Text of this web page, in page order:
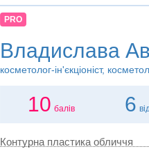
PRO
Владислава
косметолог-ін'єкціоніст,
10 балів 6
Контурна пластика обличчя